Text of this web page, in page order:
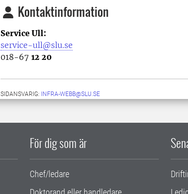
Kontaktinformation
Service Ull:
service-ull@slu.se
018-67 12 20
SIDANSVARIG: INFRA-WEBB@SLU.SE
För dig som är
Chef/ledare